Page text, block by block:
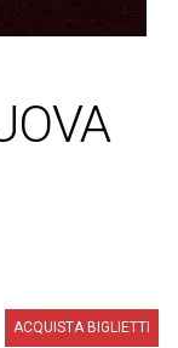
ACQUISTA BIGLIETTI